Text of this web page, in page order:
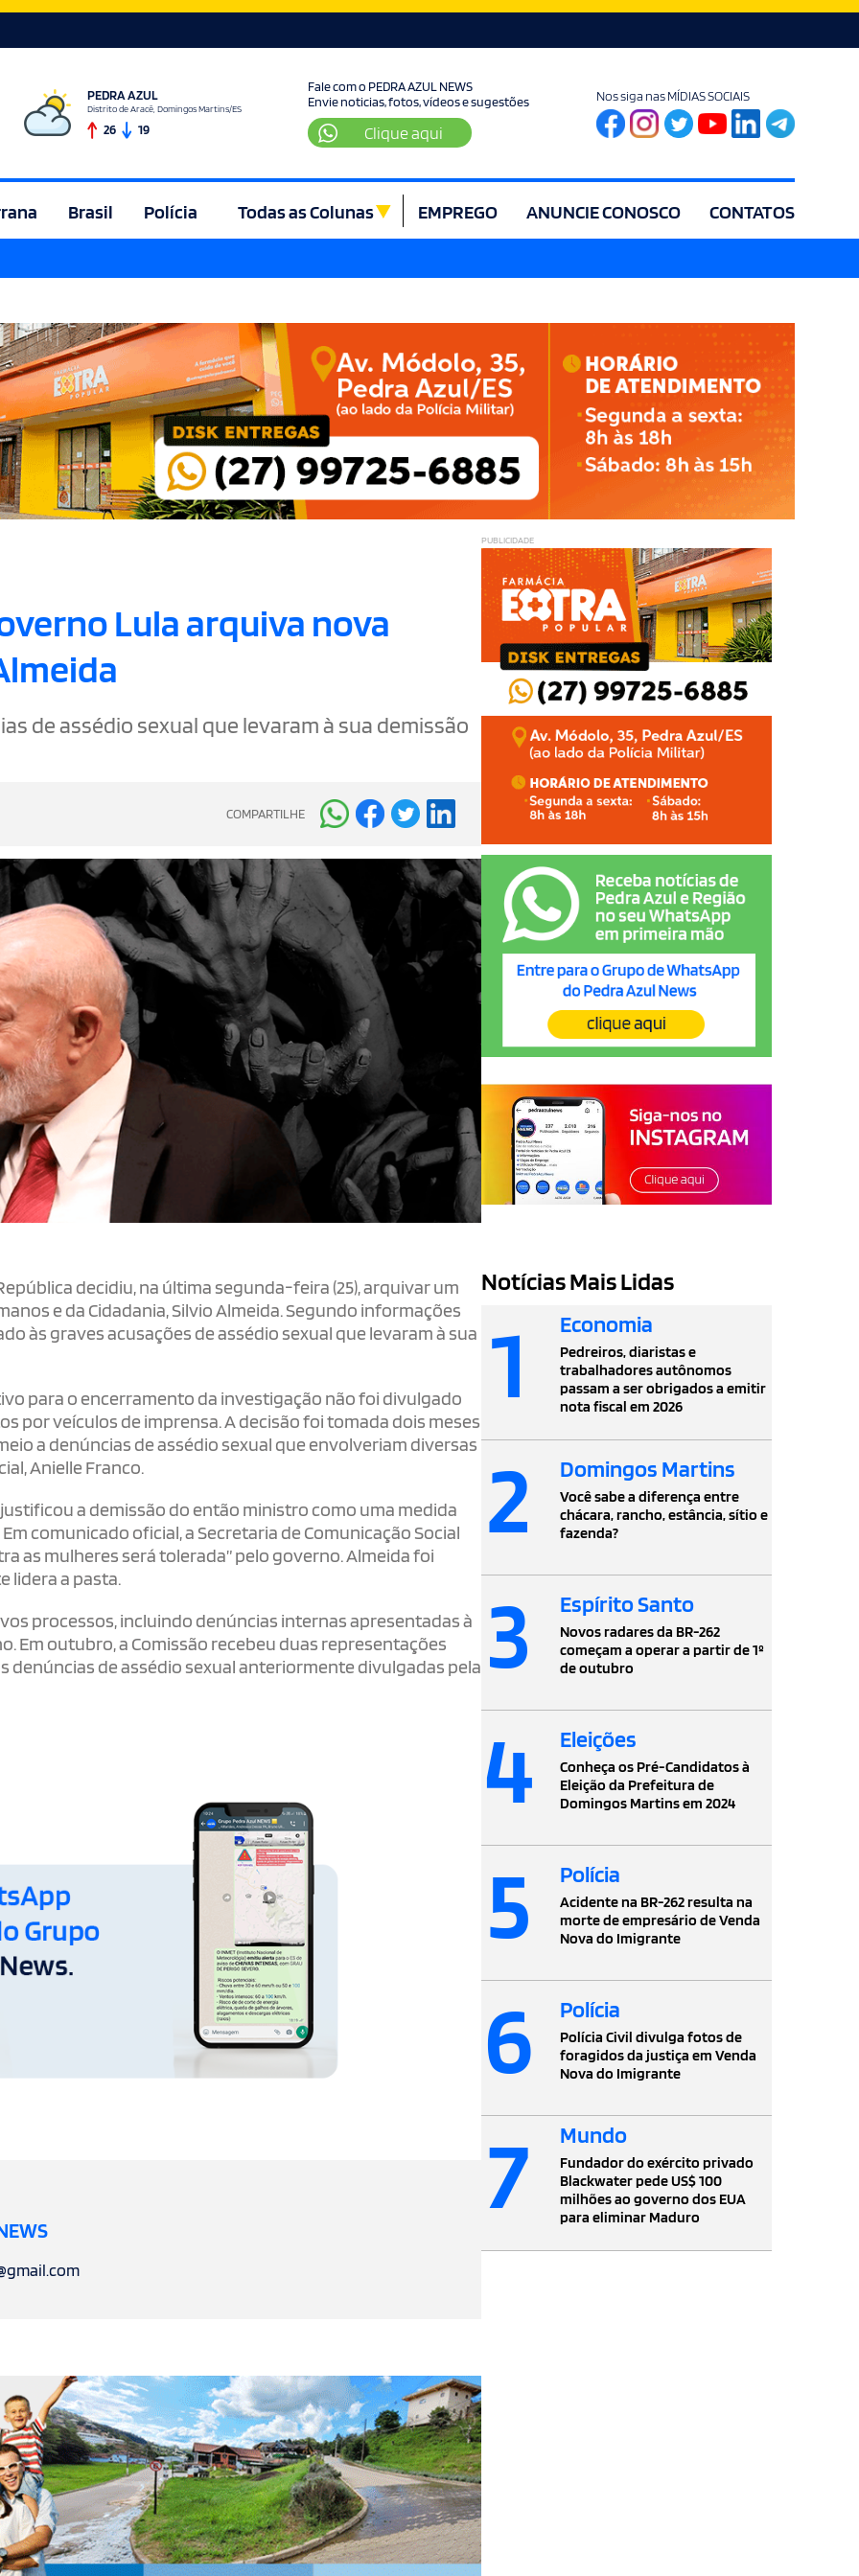
PEDRA AZUL
Distrito de Aracê, Domingos Martins/ES
26 19
Fale com o PEDRA AZUL NEWS
Envie noticias, fotos, vídeos e sugestões
Clique aqui
Nos siga nas MÍDIAS SOCIAIS
Brasil Polícia Todas as Colunas EMPREGO ANUNCIE CONOSCO CONTATOS
Lula arquiva nova
de assédio sexual que levaram à sua demissão
COMPARTILHE
decidiu, na última segunda-feira (25), arquivar um
e da Cidadania, Silvio Almeida. Segundo informações
às graves acusações de assédio sexual que levaram à sua
para o encerramento da investigação não foi divulgado
por veículos de imprensa. A decisão foi tomada dois meses
a denúncias de assédio sexual que envolveriam diversas
Anielle Franco.
a demissão do então ministro como uma medida
comunicado oficial, a Secretaria de Comunicação Social
as mulheres será tolerada” pelo governo. Almeida foi
lidera a pasta.
processos, incluindo denúncias internas apresentadas à
Em outubro, a Comissão recebeu duas representações
denúncias de assédio sexual anteriormente divulgadas pela
PUBLICIDADE
Notícias Mais Lidas
1 Economia
Pedreiros, diaristas e
trabalhadores autônomos
passam a ser obrigados a emitir
nota fiscal em 2026
2 Domingos Martins
Você sabe a diferença entre
chácara, rancho, estância, sítio e
fazenda?
3 Espírito Santo
Novos radares da BR-262
começam a operar a partir de 1º
de outubro
4 Eleições
Conheça os Pré-Candidatos à
Eleição da Prefeitura de
Domingos Martins em 2024
5 Polícia
Acidente na BR-262 resulta na
morte de empresário de Venda
Nova do Imigrante
6 Polícia
Polícia Civil divulga fotos de
foragidos da justiça em Venda
Nova do Imigrante
7 Mundo
Fundador do exército privado
Blackwater pede US$ 100
milhões ao governo dos EUA
para eliminar Maduro